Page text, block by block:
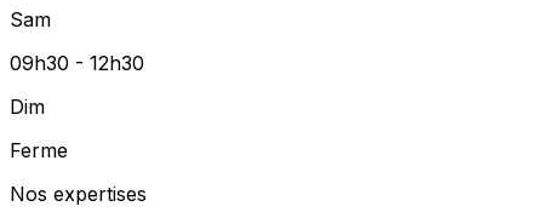
Sam
09h30 - 12h30
Dim
Ferme
Nos expertises